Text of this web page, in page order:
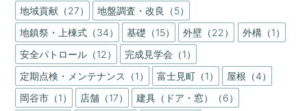
地域貢献（27）
地盤調査・改良（5）
地鎮祭・上棟式（34）
基礎（15） 外壁（22）
外構（1）
安全パトロール（12）
完成見学会（1）
定期点検・メンテナンス（1）
富士見町（1）
屋根（4）
岡谷市（1）
店舗（17）
建具（ドア・窓）（6）